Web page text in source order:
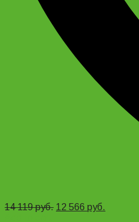
14 119руб. 12 566 руб.